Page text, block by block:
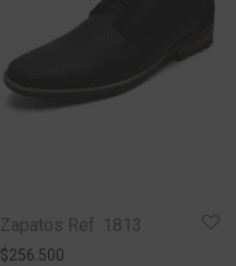
Zapatos Ref. 1813
$256.500